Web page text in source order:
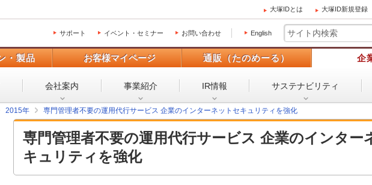
大塚IDとは 大塚ID新規登録
サポート イベント・セミナー お問い合わせ English
・製品 お客様マイページ 通販（たのめーる） 企
会社案内 事業紹介 IR情報 サステナビリティ
2015年 専門管理者不要の運用代行サービス 企業のインターネットセキュリティを強化
専門管理者不要の運用代行サービス 企業のインター
キュリティを強化